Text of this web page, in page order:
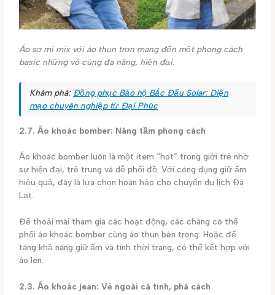
Áo sơ mi mix với áo thun trơn mang đến một phong cách
basic những vô cùng đa năng, hiện đại.
Khám phá: Đồng phục Bảo hộ Bắc Đẩu Solar: Diện
mạo chuyên nghiệp từ Đại Phúc
2.7. Áo khoác bomber: Nâng tầm phong cách
Áo khoác bomber luôn là một item “hot” trong giới trẻ nhờ
sự hiện đại, trẻ trung và dễ phối đồ. Với công dụng giữ ấm
hiệu quả, đây là lựa chọn hoàn hảo cho chuyến du lịch Đà
Lạt.
Để thoải mái tham gia các hoạt động, các chàng có thể
phối áo khoác bomber cùng áo thun bên trong. Hoặc để
tăng khả năng giữ ấm và tính thời trang, có thể kết hợp với
áo len.
2.3. Áo khoác jean: Vẻ ngoài cá tính, phá cách